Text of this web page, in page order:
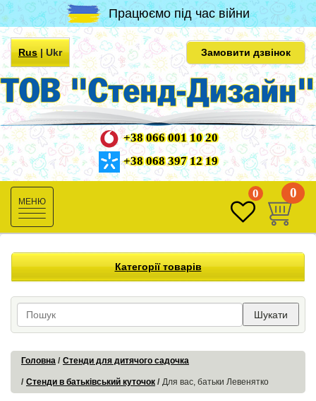
Працюємо під час війни
Rus|Ukr Замовити дзвінок
+38 066 001 10 20
+38 068 397 12 19
Toggle
navigation
0 0
Категорії товарів
Шукати
Головна Стенди для дитячого садочка
Стенди в батьківський куточок Для вас, батьки Левенятко